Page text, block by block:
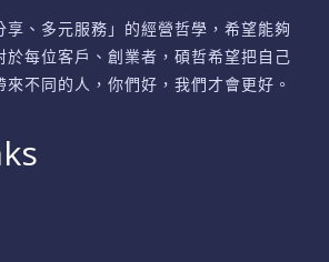
享、多元服務」的經營哲學，希望能夠
於每位客戶、創業者，碩哲希望把自己
不同的人，你們好，我們才會更好。